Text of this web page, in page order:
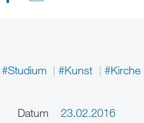
#Studium #Kunst #Kirche
Datum
23.02.2016